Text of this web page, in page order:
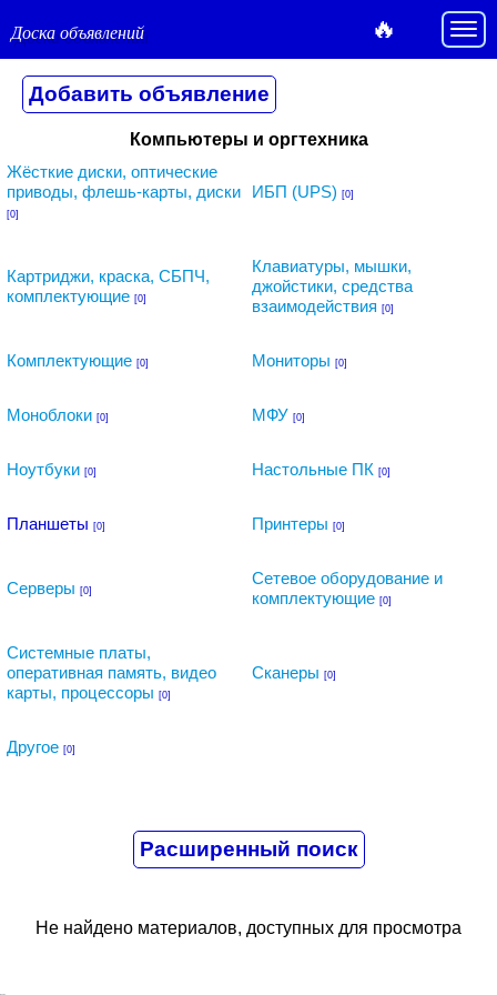
Доска объявлений 🔥
Компьютеры и оргтехника
Жёсткие диски, оптические
приводы, флешь-карты, диски
[0]
ИБП (UPS) [0]
Картриджи, краска, СБПЧ,
комплектующие [0]
Клавиатуры, мышки,
джойстики, средства
взаимодействия [0]
Комплектующие [0] Мониторы [0]
Моноблоки [0] МФУ [0]
Ноутбуки [0] Настольные ПК [0]
Планшеты [0] Принтеры [0]
Серверы [0]
Сетевое оборудование и
комплектующие [0]
Системные платы,
оперативная память, видео
карты, процессоры [0]
Сканеры [0]
Другое [0]
Не найдено материалов, доступных для просмотра